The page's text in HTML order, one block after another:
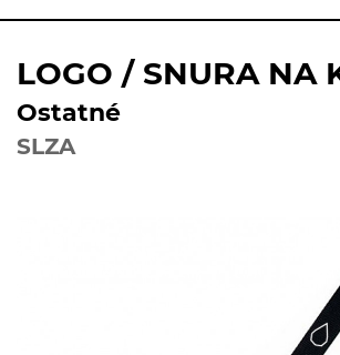
LOGO / SNURA NA
Ostatné
SLZA